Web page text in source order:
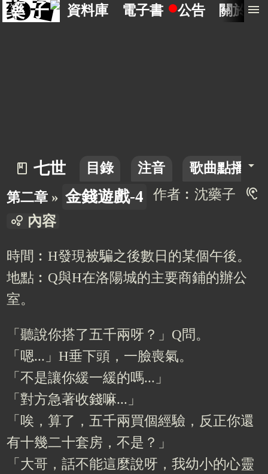
藥 子 資料庫 電子書 公告 關於 menu
book_2
七世 目錄 注音 歌曲點播廳
arrow_drop_down
第二章 » 金錢遊戲-4 作者︰沈藥子
hearing
bubble_chart 內容
時間︰H發現被騙之後數日的某個午後。
地點︰Q與H在洛陽城的主要商鋪的辦公
室。
「聽說你搭了五千兩呀？」Q問。
「嗯...」H垂下頭，一臉喪氣。
「不是讓你緩一緩的嗎...」
「對方急著收錢嘛...」
「唉，算了，五千兩買個經驗，反正你還
有十幾二十套房，不是？」
「大哥，話不能這麼說呀，我幼小的心靈